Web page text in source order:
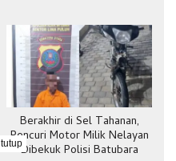
Berakhir di Sel Tahanan,
Pencuri Motor Milik Nelayan
Dibekuk Polisi Batubara
tutup